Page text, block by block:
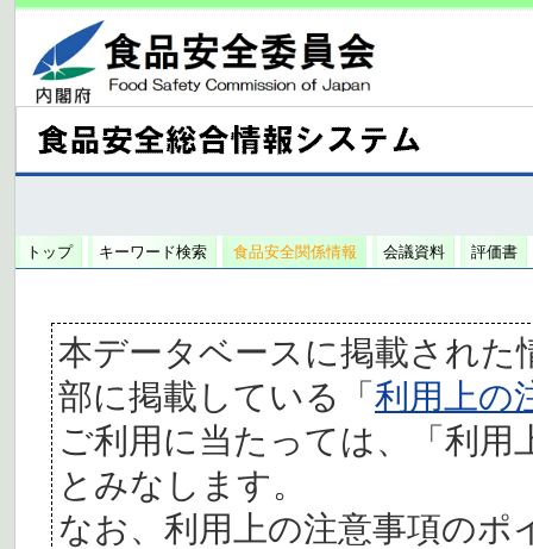
トップ キーワード検索 食品安全関係情報 会議資料 評価書
本データベースに掲載された
部に掲載している「利用上の
ご利用に当たっては、「利
とみなします。
なお、利用上の注意事項の